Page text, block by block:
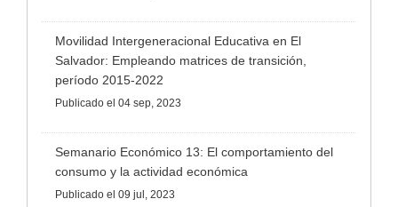
Movilidad Intergeneracional Educativa en El
Salvador: Empleando matrices de transición,
período 2015-2022
Publicado el 04 sep, 2023
Semanario Económico 13: El comportamiento del
consumo y la actividad económica
Publicado el 09 jul, 2023